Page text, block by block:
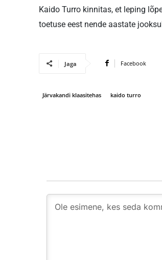
Kaido Turro kinnitas, et leping
toetuse eest nende aastate
Jaga Facebook
Järvakandi klaasitehas kaido turro